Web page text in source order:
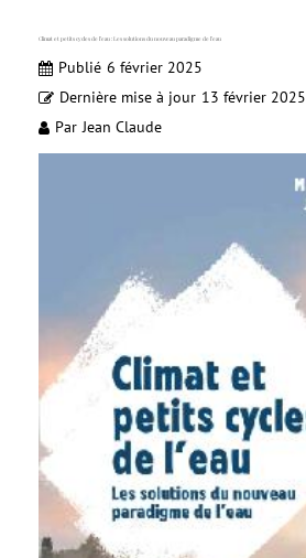
Climat et petits cycles de l’eau : Les solutions du nouveau paradigme de l’eau
Publié 6 février 2025
Dernière mise à jour 13 février 2025
Par Jean Claude